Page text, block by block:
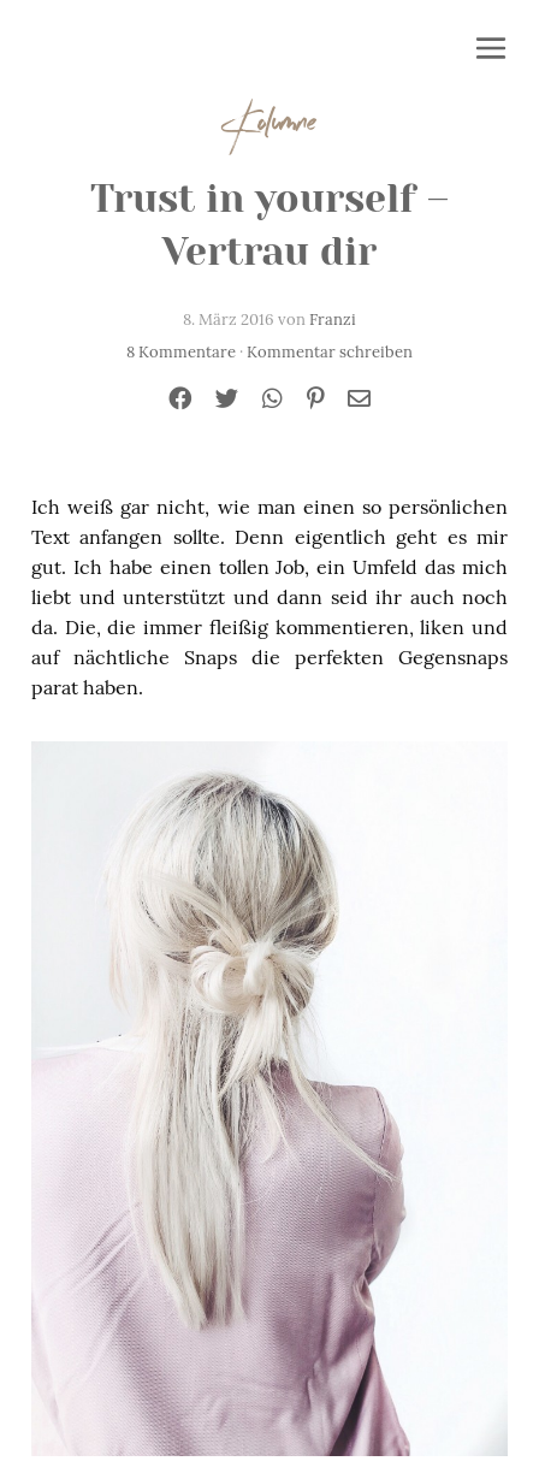
Kolumne
Trust in yourself –
Vertrau dir
8. März 2016 vonFranzi
8 Kommentare · Kommentar schreiben
Ich weiß gar nicht, wie man einen so persönlichen
Text anfangen sollte. Denn eigentlich geht es mir
gut. Ich habe einen tollen Job, ein Umfeld das mich
liebt und unterstützt und dann seid ihr auch noch
da. Die, die immer fleißig kommentieren, liken und
auf nächtliche Snaps die perfekten Gegensnaps
parat haben.